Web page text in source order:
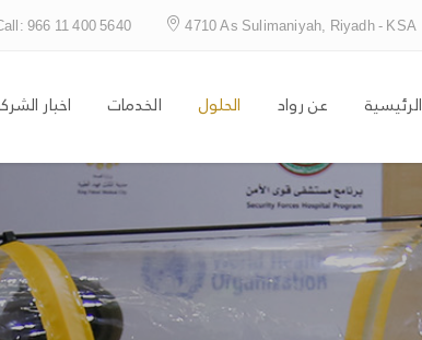
4710 As Sulimaniyah, Riyadh - KSA
966 11 400 5640
الرئيسية عن رواد الحلول الخدمات اخبار